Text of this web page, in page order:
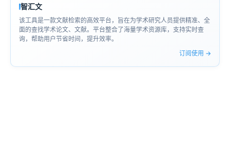
智汇文
该工具是一款文献检索的高效平台，旨在为学术研究人员提供精准、全
面的查找学术论文、文献。平台整合了海量学术资源库，支持实时查
询，帮助用户节省时间，提升效率。
订阅使用 →